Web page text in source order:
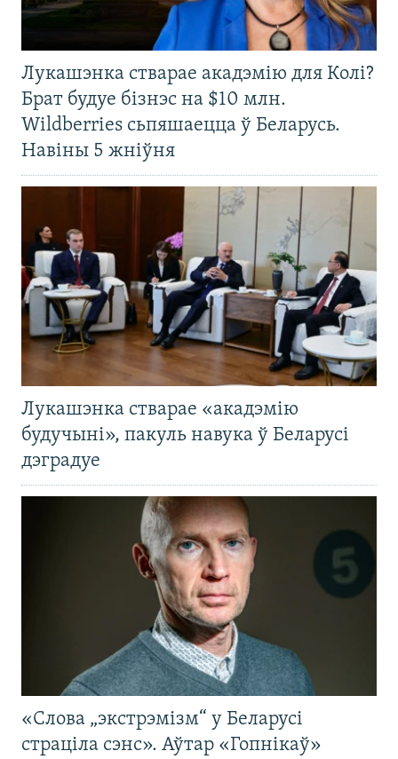
Лукашэнка стварае акадэмію для Колі?
Брат будуе бізнэс на $10 млн.
Wildberries сьпяшаецца ў Беларусь.
Навіны 5 жніўня
Лукашэнка стварае «акадэмію
будучыні», пакуль навука ў Беларусі
дэградуе
«Слова „экстрэмізм“ у Беларусі
страціла сэнс». Аўтар «Гопнікаў»